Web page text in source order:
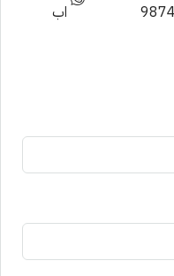
9874
اب